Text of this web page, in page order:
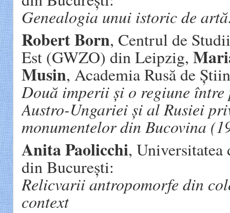
Genealogia unui istoric de
Robert Born, Centrul de
Est (GWZO) din Leipzig,
Musin, Academia Rusă de
Două imperii și o regiune
Austro-Ungariei și al Rusiei
monumentelor din Bucovina
Anita Paolicchi,
din București:
Relicvarii antropomorfe din
context